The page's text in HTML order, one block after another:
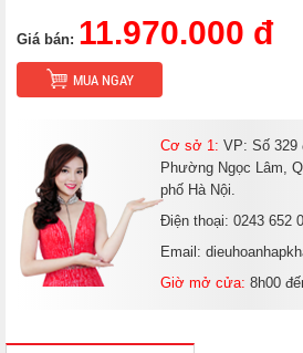
Giá bán: 11.970.000 đ
MUA NGAY
Cơ sở 1: VP: Số 329
Phường Ngọc Lâm,
phố Hà Nội.
Điện thoại: 0243 652
Email:
Giờ mở cửa: 8h00